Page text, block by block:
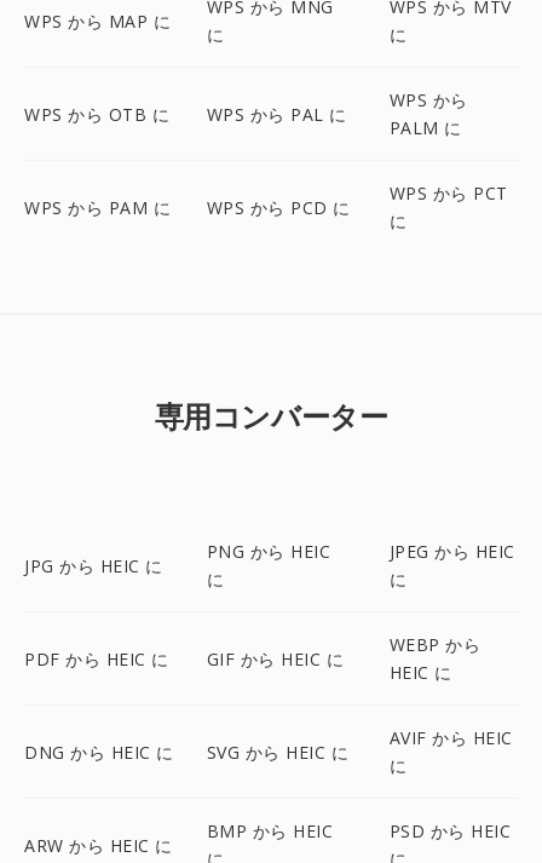
WPS から MAP に
WPS から MNG
に
WPS から MTV
に
WPS から OTB に WPS から PAL に
WPS から
PALM に
WPS から PAM に WPS から PCD に
WPS から PCT
に
専用コンバーター
JPG から HEIC に
PNG から HEIC
に
JPEG から HEIC
に
PDF から HEIC に GIF から HEIC に
WEBP から
HEIC に
DNG から HEIC に SVG から HEIC に
AVIF から HEIC
に
ARW から HEIC に
BMP から HEIC
PSD から HEIC